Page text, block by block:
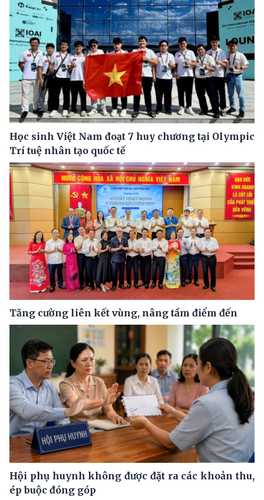
Học sinh Việt Nam đoạt 7 huy chương tại Olympic
Trí tuệ nhân tạo quốc tế
Tăng cường liên kết vùng, nâng tầm điểm đến
Hội phụ huynh không được đặt ra các khoản thu,
ép buộc đóng góp